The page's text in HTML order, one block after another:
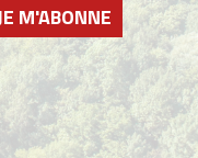
M'ABONNE